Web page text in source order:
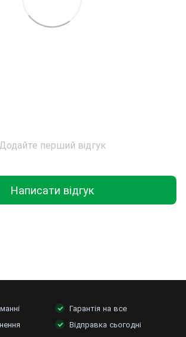
Додайте перший відгук
Написати відгук
Гарантія на все
Відправка сьогодні